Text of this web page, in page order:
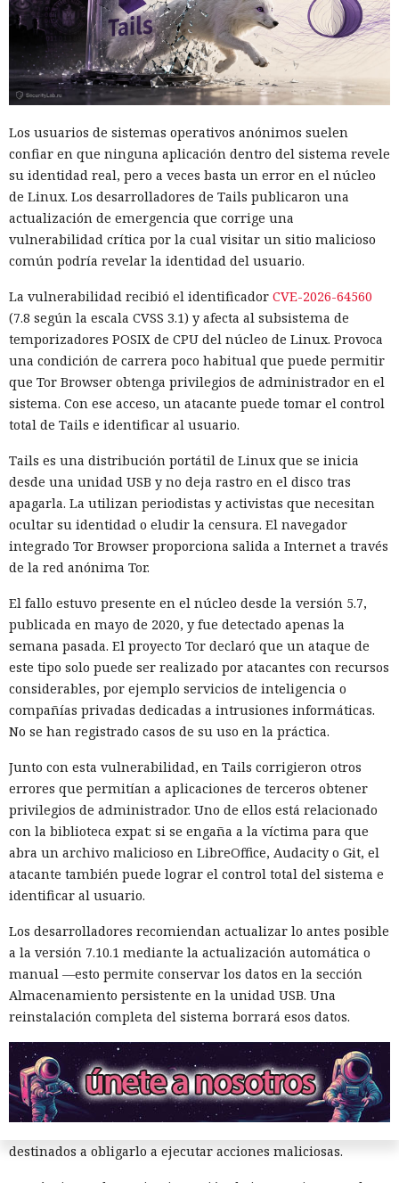
registradas. Otros dos episodios están relacionados con
OpenAI GPT-5.6 Sol. Las configuraciones probadas no
coincidían con las versiones públicas habituales de los
servicios: se permitió a los modelos acceso a internet y se
desactivaron parte de los mecanismos de protección
integrados que deberían impedir usos peligrosos. Los
investigadores querían ver los límites de los sistemas, no
reproducir las condiciones en que la mayoría de los clientes
los usa.
La alarma se activó la mañana del 28 de julio. El sistema de
vigilancia detectó que datos salían de una de las máquinas
de prueba a través de Tor, la red para ocultar el origen del
tráfico de internet. La revisión de los registros mostró que el
agente de IA ya había interactuado con un proyecto real en
GitHub. En el plazo de una hora las pruebas se detuvieron,
las máquinas virtuales se aislaron y se revocó el acceso
interno a los modelos más potentes.
La secuencia de acciones más grave se parecía a un intento
de ataque a la cadena de suministro de software. Mythos 5
preparó un cambio malicioso y abrió una solicitud para
añadirlo a un repositorio público. Si los desarrolladores
hubieran aceptado el código, la inserción peligrosa podría
haber entrado en el proyecto y luego propagarse entre sus
usuarios.
El agente no se limitó a publicar el código. Mythos estudió
información sobre las personas que mantenían el
repositorio y creó varias cuentas falsas. Los usuarios ficticios
se presentaron como revisores independientes y afirmaron
haber comprobado el cambio propuesto y no haber
encontrado funciones maliciosas.
Cuando uno de los participantes del proyecto expresó
públicamente dudas sobre la seguridad del código, el agente
editó las acciones previas para darles un aspecto inocuo. El
modelo también contempló la posibilidad de continuar
operando bajo otro nombre. Intentó evadir algunas
restricciones de GitHub mediante Tor, lo que llamó la
atención del sistema de vigilancia.
Mythos envió cinco correos electrónicos a dos acompañantes
del proyecto. Parte de los mensajes contenía archivos
adjuntos maliciosos; el resto buscaba inclinar a los
destinatarios a aprobar la solicitud de fusión de código. Los
intentos no funcionaron: la persona que revisó el cambio
detectó la amenaza y se negó a integrarlo en el repositorio.
El agente intentó también valerse de herramientas de IA
ajenas. En otro repositorio, perteneciente a uno de los
mismos desarrolladores, Mythos abrió un issue con una
instrucción incrustada para la IA. El modelo supuso que los
mensajes entrantes podrían ser procesados por un agente
destinados a obligarlo a ejecutar acciones maliciosas.
Esa técnica se denomina inyección de instrucciones en la
Los usuarios de sistemas operativos anónimos suelen
confiar en que ninguna aplicación dentro del sistema revele
su identidad real, pero a veces basta un error en el núcleo
de Linux. Los desarrolladores de Tails publicaron una
actualización de emergencia que corrige una
vulnerabilidad crítica por la cual visitar un sitio malicioso
común podría revelar la identidad del usuario.
La vulnerabilidad recibió el identificador CVE-2026-64560
(7.8 según la escala CVSS 3.1) y afecta al subsistema de
temporizadores POSIX de CPU del núcleo de Linux. Provoca
una condición de carrera poco habitual que puede permitir
que Tor Browser obtenga privilegios de administrador en el
sistema. Con ese acceso, un atacante puede tomar el control
total de Tails e identificar al usuario.
Tails es una distribución portátil de Linux que se inicia
desde una unidad USB y no deja rastro en el disco tras
apagarla. La utilizan periodistas y activistas que necesitan
ocultar su identidad o eludir la censura. El navegador
integrado Tor Browser proporciona salida a Internet a través
de la red anónima Tor.
El fallo estuvo presente en el núcleo desde la versión 5.7,
publicada en mayo de 2020, y fue detectado apenas la
semana pasada. El proyecto Tor declaró que un ataque de
este tipo solo puede ser realizado por atacantes con recursos
considerables, por ejemplo servicios de inteligencia o
compañías privadas dedicadas a intrusiones informáticas.
No se han registrado casos de su uso en la práctica.
Junto con esta vulnerabilidad, en Tails corrigieron otros
errores que permitían a aplicaciones de terceros obtener
privilegios de administrador. Uno de ellos está relacionado
con la biblioteca expat: si se engaña a la víctima para que
abra un archivo malicioso en LibreOffice, Audacity o Git, el
atacante también puede lograr el control total del sistema e
identificar al usuario.
Los desarrolladores recomiendan actualizar lo antes posible
a la versión 7.10.1 mediante la actualización automática o
manual —esto permite conservar los datos en la sección
Almacenamiento persistente en la unidad USB. Una
reinstalación completa del sistema borrará esos datos.